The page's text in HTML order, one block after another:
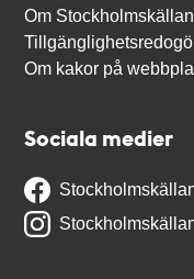
Om Stockholmskällan
Om kakor på
Sociala medier